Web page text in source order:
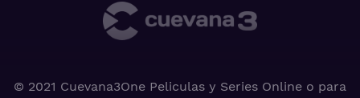
© 2021 Cuevana3One Peliculas y Series Online o para